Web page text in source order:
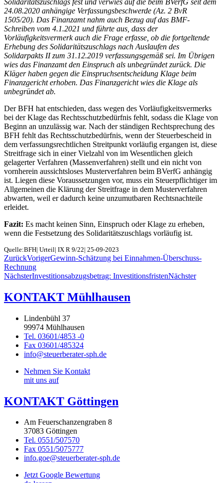
24.08.2020 anhängige Verfassungsbeschwerde (Az. 2 BvR
1505/20). Das Finanzamt nahm auch Bezug auf das BMF-
Schreiben vom 4.1.2021 und führte aus, dass der
Vorläufigkeitsvermerk auch die Frage erfasse, ob die fortgeltende
Erhebung des Solidaritätszuschlags nach Auslaufen des
Solidarpakts II zum 31.12.2019 verfassungsgemäß sei. Im Übrigen
wies das Finanzamt den Einspruch als unbegründet zurück. Die
Kläger haben gegen die Einspruchsentscheidung Klage beim
Finanzgericht erhoben. Das Finanzgericht wies die Klage als
unbegründet ab.
Der BFH hat entschieden, dass wegen des Vorläufigkeitsvermerks
bei der Klage das Rechtsschutzbedürfnis fehlt, sodass die Klage von
Beginn an unzulässig war. Nach der ständigen Rechtsprechung des
BFH fehlt das Rechtsschutzbedürfnis, wenn der Steuerbescheid in
dem verfassungsrechtlichen Streitpunkt vorläufig ergangen ist, diese
Streitfrage sich in einer Vielzahl von im Wesentlichen gleich
gelagerter Verfahren (Massenverfahren) stellt und ein nicht von
vornherein aussichtsloses Musterverfahren beim BVerfG anhängig
ist. Liegen diese Voraussetzungen vor, muss ein Steuerpflichtiger im
Allgemeinen die Klärung der Streitfrage in dem Musterverfahren
abwarten, weil er dadurch keine unzumutbaren Rechtsnachteile
erleidet.
Fazit: Es macht keinen Sinn, Einspruch oder Klage zu erheben,
wenn die Festsetzung des Solidaritätszuschlags vorläufig ist.
Quelle:BFH| Urteil| IX R 9/22| 25-09-2023
ZurückVorigerGewinn-Schätzung bei Einnahmen-Überschuss-
Rechnung
NächsterInvestitionsabzugsbetrag: InvestitionsfristenNächster
KONTAKT Mühlhausen
Lindenbühl 37
99974 Mühlhausen
Tel. 03601/4853 -0
Fax 03601/485324
info@steuerberater-sph.de
Nehmen Sie Kontakt
mit uns auf
KONTAKT Göttingen
Am Feuerschanzengraben 8
37083 Göttingen
Tel. 0551/507570
Fax 0551/5075777
info.goe@steuerberater-sph.de
Jetzt Google Bewertung